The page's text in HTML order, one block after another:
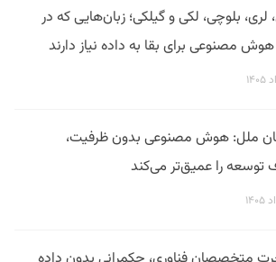
لری، بلوچی، لکی و گیلکی؛ زبان‌هایی که در
مصنوعی برای بقا به داده نیاز دارند
ملل: هوش مصنوعی بدون ظرفیت،
توسعه را عمیق‌تر می‌کند